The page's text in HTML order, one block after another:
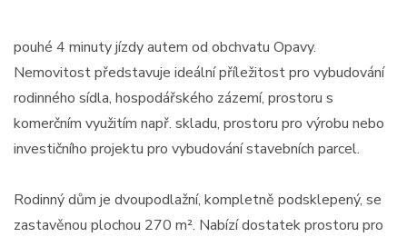
pouhé 4 minuty jízdy autem od obchvatu Opavy.
Nemovitost představuje ideální příležitost pro vybudování
rodinného sídla, hospodářského zázemí, prostoru s
komerčním využitím např. skladu, prostoru pro výrobu nebo
investičního projektu pro vybudování stavebních parcel.
Rodinný dům je dvoupodlažní, kompletně podsklepený, se
zastavěnou plochou 270 m². Nabízí dostatek prostoru pro